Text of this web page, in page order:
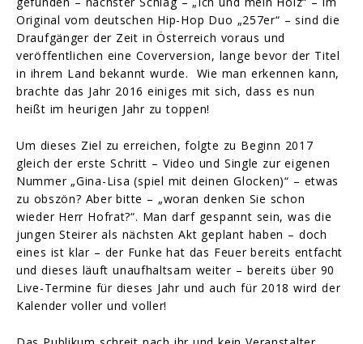
Original vom deutschen Hip-Hop Duo „257er“ – sind die
Draufgänger der Zeit in Österreich voraus und
veröffentlichen eine Coverversion, lange bevor der Titel
in ihrem Land bekannt wurde. Wie man erkennen kann,
brachte das Jahr 2016 einiges mit sich, dass es nun
heißt im heurigen Jahr zu toppen!​
Um dieses Ziel zu erreichen, folgte zu Beginn 2017
gleich der erste Schritt – Video und Single zur eigenen
Nummer „Gina-Lisa (spiel mit deinen Glocken)“ – etwas
zu obszön? Aber bitte – „woran denken Sie schon
wieder Herr Hofrat?“. Man darf gespannt sein, was die
jungen Steirer als nächsten Akt geplant haben – doch
eines ist klar – der Funke hat das Feuer bereits entfacht
und dieses läuft unaufhaltsam weiter – bereits über 90
Live-Termine für dieses Jahr und auch für 2018 wird der
Kalender voller und voller!